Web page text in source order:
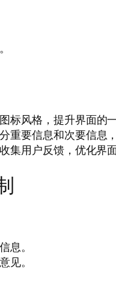
标风格，提升界面的一
重要信息和次要信息
集用户反馈，优化界面
息。
见。